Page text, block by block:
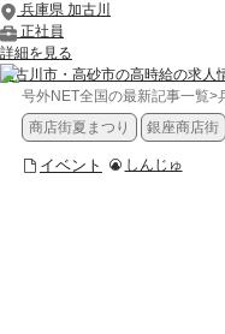
兵庫県 加古川
正社員
詳細を見る
加古川市・高砂市の高時給の求人
号外NET全国の最新記事一覧>
商店街夏まつり
銀座商店街
イベント しんじゅ